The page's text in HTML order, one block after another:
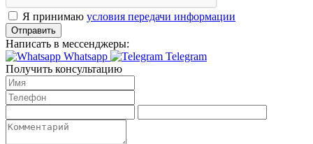
Я принимаю условия передачи информации
Отправить
Написать в мессенджеры:
Whatsapp
Telegram
Получить консультацию